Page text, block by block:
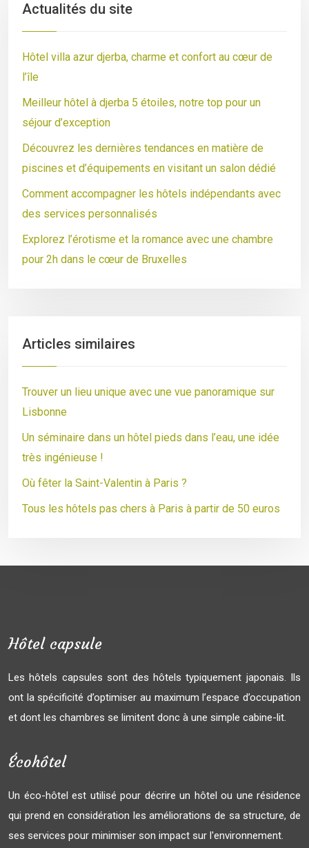
Actualités du site
Hôtel villa azur djerba, charme et confort au cœur de
l’île
Meilleur hôtel à djerba 5 étoiles, notre top pour un
séjour d’exception
Découvrez les dernières tendances en matière de
piscines et d’équipements en visitant un salon dédié
Comment accompagner les hôtels indépendants avec
des services personnalisés
Explorez l’érotisme et la romance avec une chambre
pour 2h dans le cœur de Bruxelles
Articles similaires
Trouver un lieu unique avec une vue panoramique sur
Lisbonne
Un séminaire dans un hôtel pieds dans l’eau, une idée
très ingénieuse !
Où fêter la Saint-Valentin à Paris ?
Tous les hôtels pas chers à Paris à partir de 50 euros
Hôtel capsule
Les hôtels capsules sont des hôtels typiquement japonais. Ils
ont la spécificité d’optimiser au maximum l’espace d’occupation
et dont les chambres se limitent donc à une simple cabine-lit.
Écohôtel
Un éco-hôtel est utilisé pour décrire un hôtel ou une résidence
qui prend en considération les améliorations de sa structure, de
ses services pour minimiser son impact sur l'environnement.